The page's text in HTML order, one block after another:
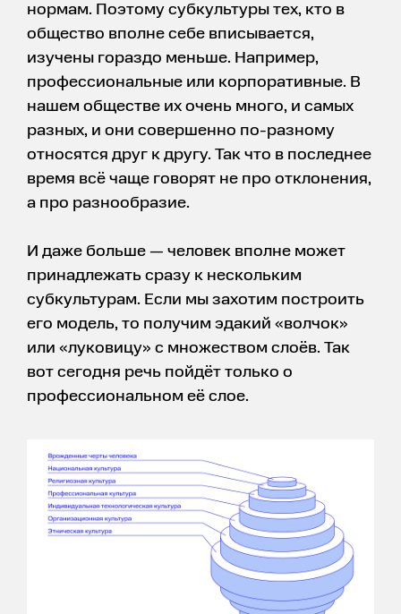
нормам. Поэтому субкультуры тех, кто в
общество вполне себе вписывается,
изучены гораздо меньше. Например,
профессиональные или корпоративные. В
нашем обществе их очень много, и самых
разных, и они совершенно по-разному
относятся друг к другу. Так что в последнее
время всё чаще говорят не про отклонения,
а про разнообразие.
И даже больше — человек вполне может
принадлежать сразу к нескольким
субкультурам. Если мы захотим построить
его модель, то получим эдакий «волчок»
или «луковицу» с множеством слоёв. Так
вот сегодня речь пойдёт только о
профессиональном её слое.